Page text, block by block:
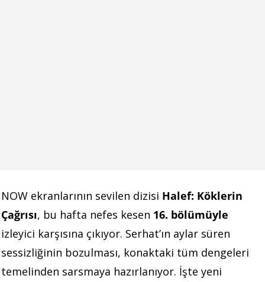
NOW ekranlarının sevilen dizisi Halef: Köklerin
Çağrısı, bu hafta nefes kesen 16. bölümüyle
izleyici karşısına çıkıyor. Serhat’ın aylar süren
sessizliğinin bozulması, konaktaki tüm dengeleri
temelinden sarsmaya hazırlanıyor. İşte yeni